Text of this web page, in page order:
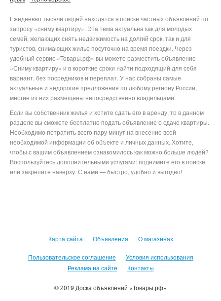
Ежедневно тысячи людей находятся в поиске частных объявлений по
запросу «сниму квартиру». Эта тема актуальна как для молодых
семей, желающих снять недвижимость на долгий срок, так и для
туристов, снимающих жилье посуточно на время поездки. Через
удобный сервис «Товары.рф» вы можете разместить объявление
«Сниму квартиру» и в короткие сроки найти подходящий для себя
вариант, без посредников и переплат. У нас собраны самые
актуальные и недорогие предложения по любому региону России,
многие из них размещены непосредственно владельцами.
Если вы собственник жилья и хотите сдать его в аренду, то в данном
разделе вы сможете бесплатно подать объявление о сдаче квартиры.
Необходимо потратить всего пару минут на внесение всей
необходимой информации об объекте и личных данных. Хотите,
чтобы с вашим объявлением ознакомилось как можно больше людей?
Воспользуйтесь дополнительными услугами: поднимите его в поиске
или закрепите наверху. С нами — быстро, удобно и выгодно!
Карта сайта Объявления О магазинах
Пользовательское соглашение
Условия использования
Реклама на сайте
Контакты
© 2019 Доска объявлений «Товары.рф»